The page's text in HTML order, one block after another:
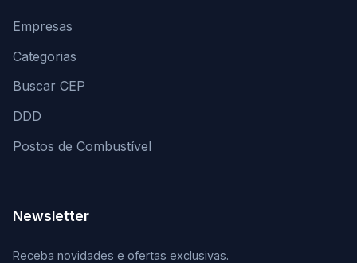
Empresas
Categorias
Buscar CEP
DDD
Postos de Combustível
Newsletter
Receba novidades e ofertas exclusivas.